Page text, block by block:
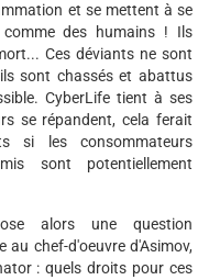
et se mettent à se
des humains ! Ils
Ces déviants ne sont
sont chassés et abattus
CyberLife tient à ses
se répandent, cela ferait
si les consommateurs
sont potentiellement
alors une question
au chef-d'oeuvre d'Asimov,
: quels droits pour ces